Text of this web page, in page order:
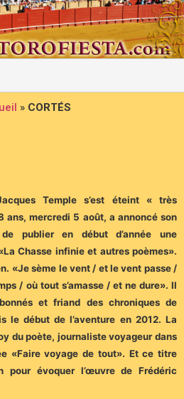
» CORTÉS
Temple s’est éteint « très
ans, mercredi 5 août, a annoncé son
publier en début d’année une
Chasse infinie et autres poèmes».
«Je sème le vent / et le vent passe /
/ où tout s’amasse / et ne dure». Il
et friand des chroniques de
le début de l’aventure en 2012. La
du poète, journaliste voyageur dans
«Faire voyage de tout». Et ce titre
pour évoquer l’œuvre de Frédéric